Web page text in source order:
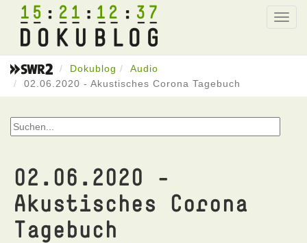
15 21 12 37
Dokublog
Audio
02.06.2020 - Akustisches Corona Tagebuch
02.06.2020 -
Akustisches Corona
Tagebuch